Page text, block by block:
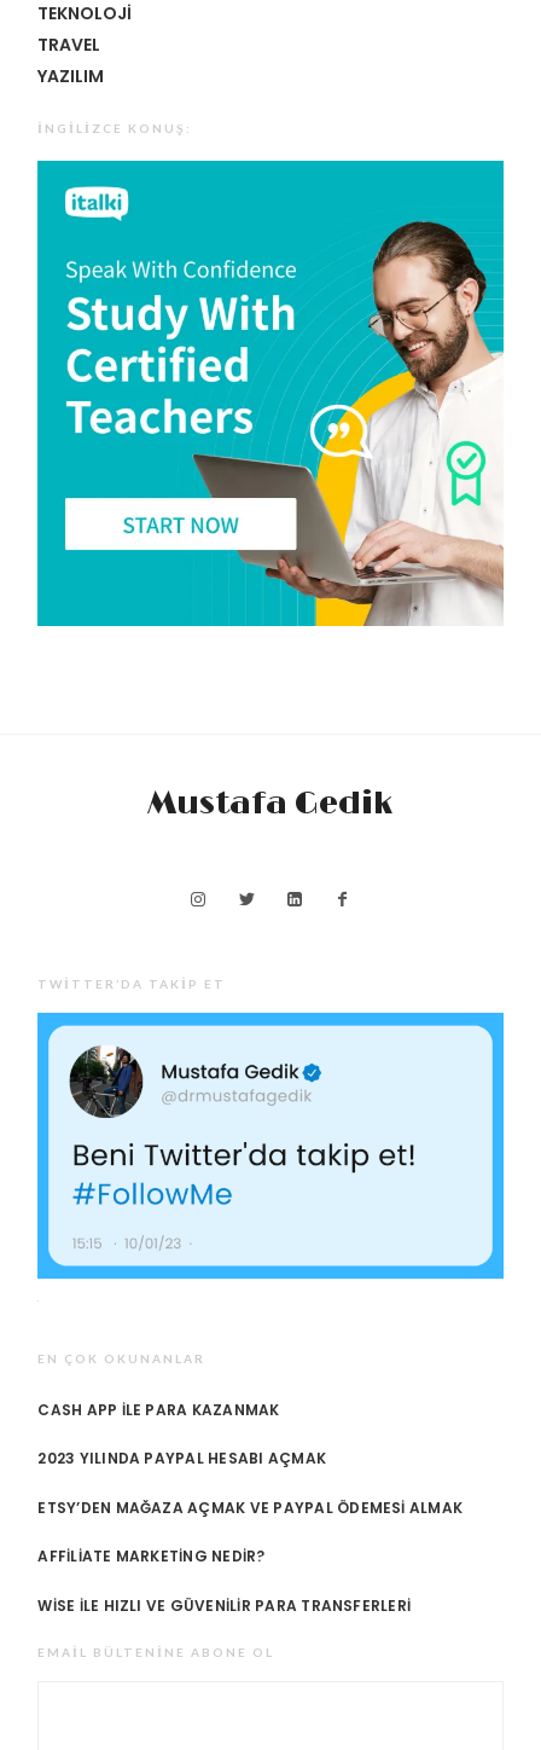
TEKNOLOJI
TRAVEL
YAZILIM
İNGILIZCE KONUŞ:
Mustafa Gedik
TWITTER’DA TAKIP ET
EN ÇOK OKUNANLAR
CASH APP ILE PARA KAZANMAK
2023 YILINDA PAYPAL HESABI AÇMAK
ETSY’DEN MAĞAZA AÇMAK VE PAYPAL ÖDEMESI ALMAK
AFFILIATE MARKETING NEDIR?
WISE ILE HIZLI VE GÜVENILIR PARA TRANSFERLERI
EMAIL BÜLTENINE ABONE OL